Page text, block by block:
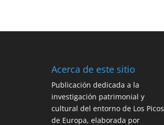
Acerca de este sitio
Publicación dedicada a la
investigación patrimonial y
cultural del entorno de Los Picos
de Europa, elaborada por